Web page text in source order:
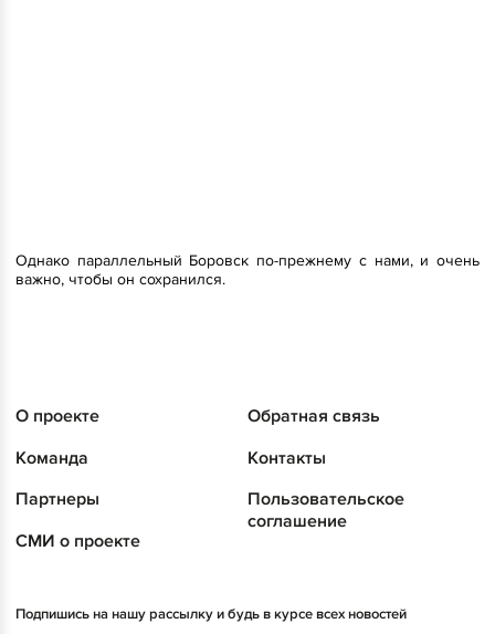
Однако параллельный Боровск по-прежнему с нами, и очень
важно, чтобы он сохранился.
О проекте
Команда
Партнеры
СМИ о проекте
Обратная связь
Контакты
Пользовательское
соглашение
Подпишись на нашу рассылку и будь в курсе всех новостей